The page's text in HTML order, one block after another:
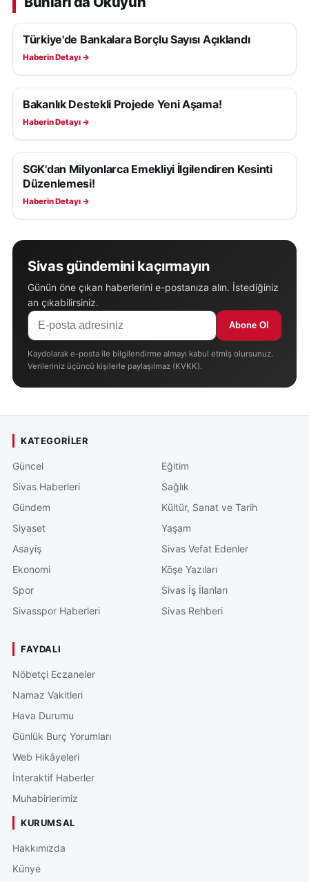
EKONOMI
Türkiye'de Bankalara Borçlu Sayısı Açıklandı
Haberin Detayı →
EKONOMI
Bakanlık Destekli Projede Yeni Aşama!
Haberin Detayı →
EKONOMI
SGK'dan Milyonlarca Emekliyi İlgilendiren Kesinti
Düzenlemesi!
Haberin Detayı →
Sivas gündemini kaçırmayın
Günün öne çıkan haberlerini e-postanıza alın. İstediğiniz
an çıkabilirsiniz.
Abone Ol
Kaydolarak e-posta ile bilgilendirme almayı kabul etmiş olursunuz.
Verileriniz üçüncü kişilerle paylaşılmaz (KVKK).
KATEGORILER
Güncel
Sivas Haberleri
Gündem
Siyaset
Asayiş
Ekonomi
Spor
Sivasspor Haberleri
Eğitim
Sağlık
Kültür, Sanat ve Tarih
Yaşam
Sivas Vefat Edenler
Köşe Yazıları
Sivas İş İlanları
Sivas Rehberi
FAYDALI
Nöbetçi Eczaneler
Namaz Vakitleri
Hava Durumu
Günlük Burç Yorumları
Web Hikâyeleri
İnteraktif Haberler
Muhabirlerimiz
KURUMSAL
Hakkımızda
Künye